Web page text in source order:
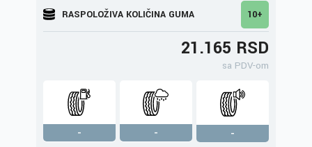
RASPOLOŽIVA KOLIČINA GUMA 10+
21.165 RSD
sa PDV-om
- -
-